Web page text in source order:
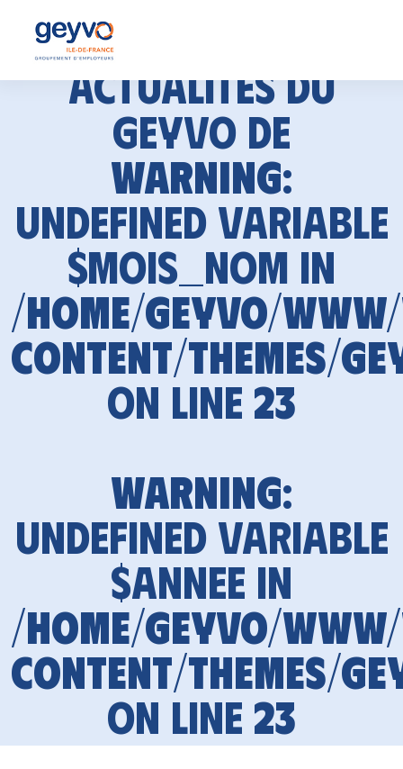
Actualités du
GEYVO de
Warning:
Undefined variable
$mois_nom in
/home/geyvo/
content/themes/
on line 23
Warning:
Undefined variable
$annee in
/home/geyvo/
content/themes/
on line 23